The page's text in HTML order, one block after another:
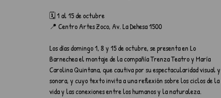
🗓️ 1 al 15 de octubre
📍 Centro Artes Zoco, Av. La Dehesa 1500
Los días domingo 1, 8 y 15 de octubre, se presenta en Lo
Barnechea el montaje de la compañía Trenza Teatro y María
Carolina Quintana, que cautiva por su espectacularidad visual y
sonora, y cuyo texto invita a una reflexión sobre los ciclos de la
vida y las conexiones entre los humanos y la naturaleza.